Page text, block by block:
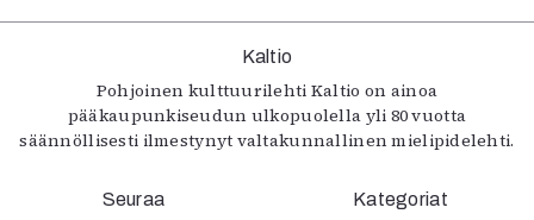
Kaltio
Pohjoinen kulttuurilehti Kaltio on ainoa
pääkaupunkiseudun ulkopuolella yli 80 vuotta
säännöllisesti ilmestynyt valtakunnallinen mielipidelehti.
Seuraa Kategoriat